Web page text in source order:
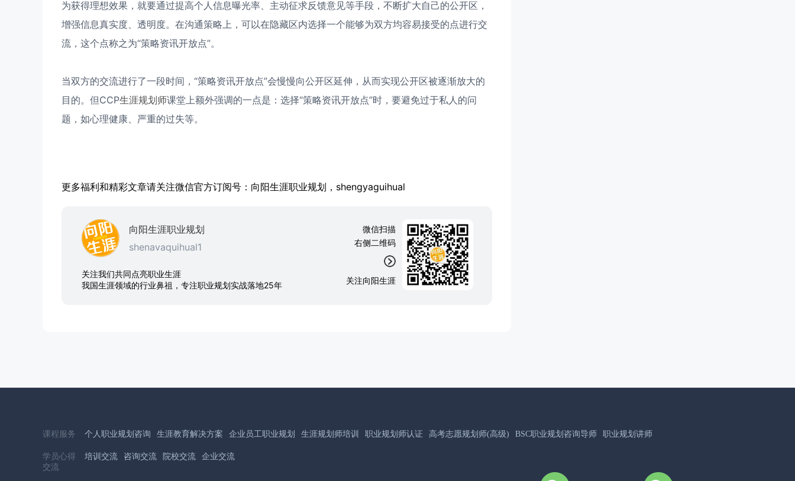
为获得理想效果，就要通过提高个人信息曝光率、主动征求反馈意见等手段，不断扩大自己的公开区，
增强信息真实度、透明度。在沟通策略上，可以在隐藏区内选择一个能够为双方均容易接受的点进行交
流，这个点称之为“策略资讯开放点”。
当双方的交流进行了一段时间，“策略资讯开放点”会慢慢向公开区延伸，从而实现公开区被逐渐放大的
目的。但CCP生涯规划师课堂上额外强调的一点是：选择“策略资讯开放点”时，要避免过于私人的问
题，如心理健康、严重的过失等。
更多福利和精彩文章请关注微信官方订阅号：向阳生涯职业规划，shengyaguihual
微信扫描
右侧二维码
关注向阳生涯
向阳生涯职业规划
shenavaquihual1
关注我们共同点亮职业生涯
我国生涯领域的行业鼻祖，专注职业规划实战落地25年
课程服务 个人职业规划咨询 生涯教育解决方案 企业员工职业规划 生涯规划师培训 职业规划师认证 高考志愿规划师(高级) BSC职业规划咨询导师 职业规划讲师
学员心得
交流
培训交流 咨询交流 院校交流 企业交流